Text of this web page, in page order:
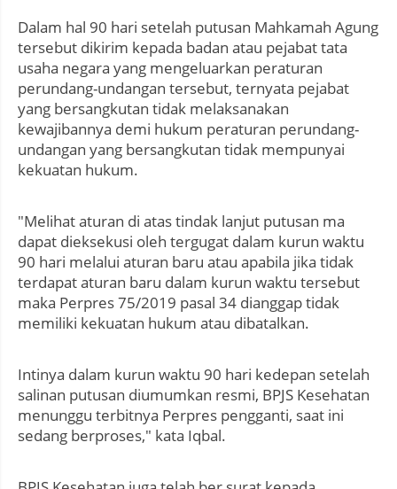
Dalam hal 90 hari setelah putusan Mahkamah Agung
tersebut dikirim kepada badan atau pejabat tata
usaha negara yang mengeluarkan peraturan
perundang-undangan tersebut, ternyata pejabat
yang bersangkutan tidak melaksanakan
kewajibannya demi hukum peraturan perundang-
undangan yang bersangkutan tidak mempunyai
kekuatan hukum.
"Melihat aturan di atas tindak lanjut putusan ma
dapat dieksekusi oleh tergugat dalam kurun waktu
90 hari melalui aturan baru atau apabila jika tidak
terdapat aturan baru dalam kurun waktu tersebut
maka Perpres 75/2019 pasal 34 dianggap tidak
memiliki kekuatan hukum atau dibatalkan.
Intinya dalam kurun waktu 90 hari kedepan setelah
salinan putusan diumumkan resmi, BPJS Kesehatan
menunggu terbitnya Perpres pengganti, saat ini
sedang berproses," kata Iqbal.